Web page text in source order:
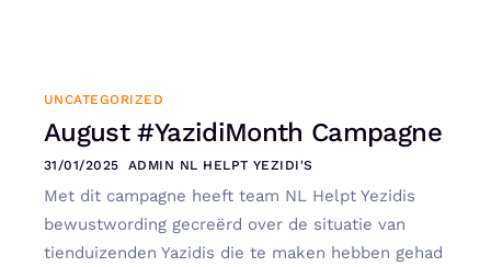
UNCATEGORIZED
August #YazidiMonth Campagne
31/01/2025 ADMIN NL HELPT YEZIDI'S
Met dit campagne heeft team NL Helpt Yezidis
bewustwording gecreërd over de situatie van
tienduizenden Yazidis die te maken hebben gehad